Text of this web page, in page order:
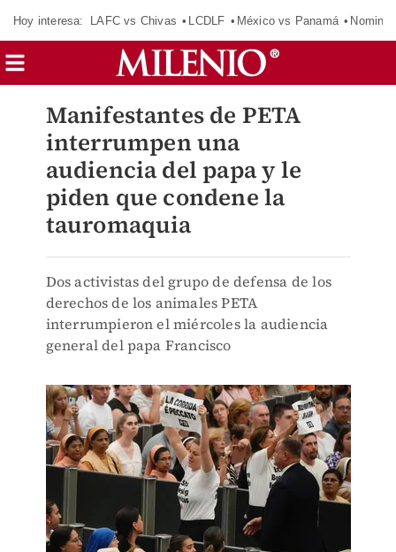
Hoy interesa: LAFC vs Chivas LCDLF México vs Panamá
Manifestantes de PETA
interrumpen una
audiencia del papa y le
piden que condene la
tauromaquia
Dos activistas del grupo de defensa de los
derechos de los animales PETA
interrumpieron el miércoles la audiencia
general del papa Francisco